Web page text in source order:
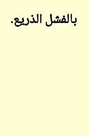
بالفشل الذريع.